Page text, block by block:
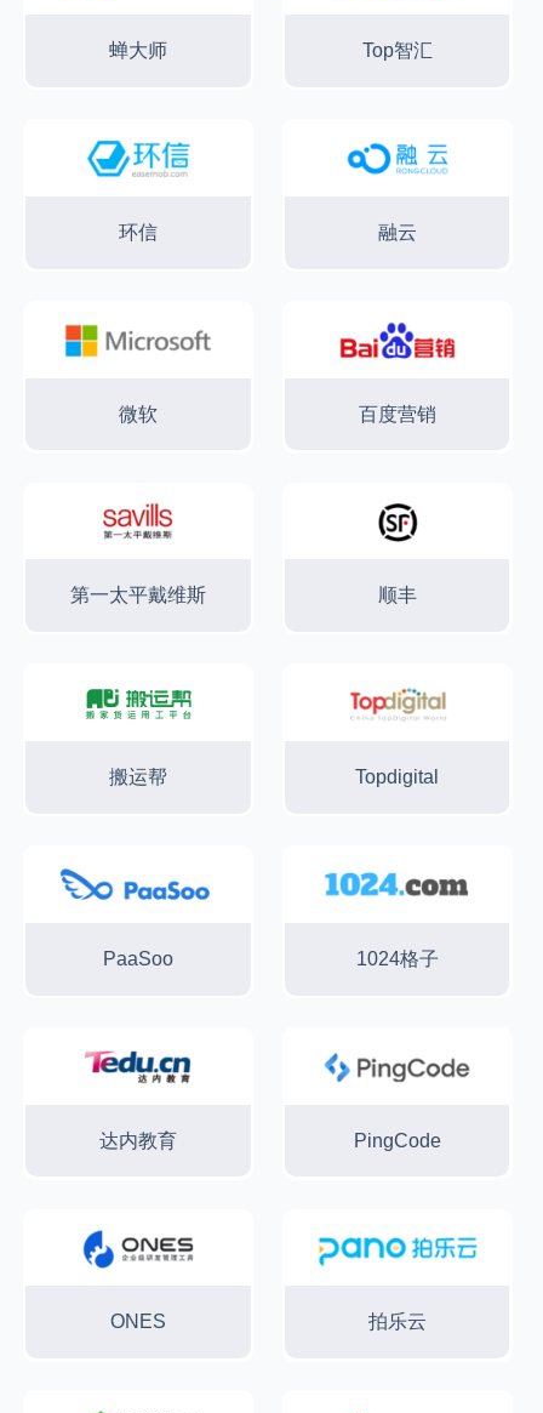
蝉大师 Top智汇
环信 融云
微软 百度营销
第一太平戴维斯 顺丰
搬运帮 Topdigital
PaaSoo 1024格子
达内教育 PingCode
ONES 拍乐云